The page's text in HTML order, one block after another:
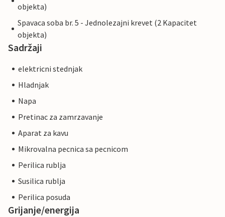
objekta)
Spavaca soba br. 5 - Jednolezajni krevet (2 Kapacitet
objekta)
Sadržaji
elektricni stednjak
Hladnjak
Napa
Pretinac za zamrzavanje
Aparat za kavu
Mikrovalna pecnica sa pecnicom
Perilica rublja
Susilica rublja
Perilica posuda
Grijanje/energija